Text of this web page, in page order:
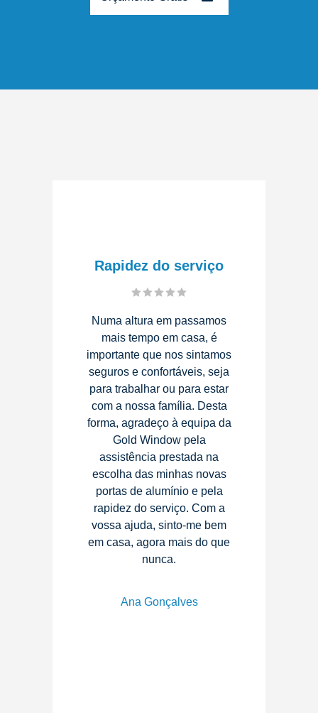
Rapidez do serviço
Numa altura em passamos
mais tempo em casa, é
importante que nos sintamos
seguros e confortáveis, seja
para trabalhar ou para estar
com a nossa família. Desta
forma, agradeço à equipa da
Gold Window pela
assistência prestada na
escolha das minhas novas
portas de alumínio e pela
rapidez do serviço. Com a
vossa ajuda, sinto-me bem
em casa, agora mais do que
nunca.
Ana Gonçalves